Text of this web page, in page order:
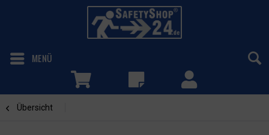
MENÜ
Übersicht